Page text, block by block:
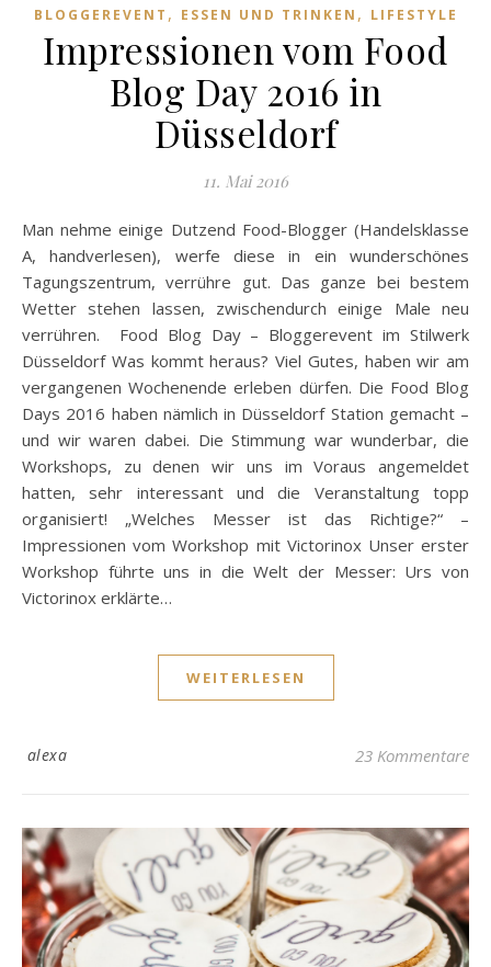
BLOGGEREVENT , ESSEN UND TRINKEN , LIFESTYLE
Impressionen vom Food
Blog Day 2016 in
Düsseldorf
11. Mai 2016
Man nehme einige Dutzend Food-Blogger (Handelsklasse
A, handverlesen), werfe diese in ein wunderschönes
Tagungszentrum, verrühre gut. Das ganze bei bestem
Wetter stehen lassen, zwischendurch einige Male neu
verrühren. Food Blog Day – Bloggerevent im Stilwerk
Düsseldorf Was kommt heraus? Viel Gutes, haben wir am
vergangenen Wochenende erleben dürfen. Die Food Blog
Days 2016 haben nämlich in Düsseldorf Station gemacht –
und wir waren dabei. Die Stimmung war wunderbar, die
Workshops, zu denen wir uns im Voraus angemeldet
hatten, sehr interessant und die Veranstaltung topp
organisiert! „Welches Messer ist das Richtige?“ –
Impressionen vom Workshop mit Victorinox Unser erster
Workshop führte uns in die Welt der Messer: Urs von
Victorinox erklärte…
WEITERLESEN
alexa 23 Kommentare